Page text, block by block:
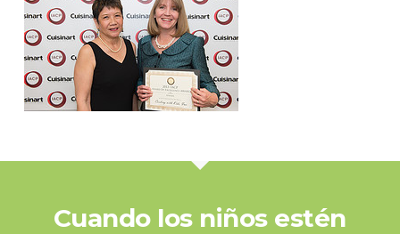
Cuando los niños estén